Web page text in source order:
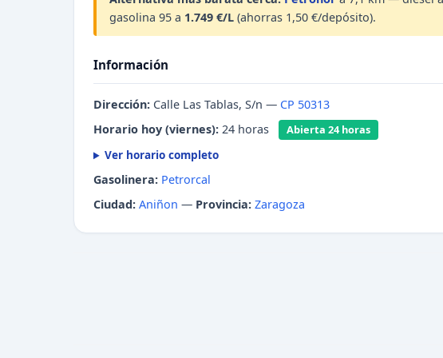
gasolina 95 a 1.749 €/L (ahorras 1,50 €/depósito).
Información
Dirección: Calle Las Tablas, S/n — CP 50313
Horario hoy (viernes): 24 horas Abierta 24 horas
Ver horario completo
Gasolinera: Petrorcal
Ciudad: Aniñon — Provincia: Zaragoza